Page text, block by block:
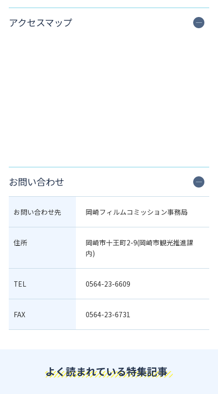
アクセスマップ
お問い合わせ
お問い合わせ先 岡崎フィルムコミッション事務局
住所
岡崎市十王町2-9(岡崎市観光推進課
内)
TEL 0564-23-6609
FAX 0564-23-6731
よく読まれている特集記事